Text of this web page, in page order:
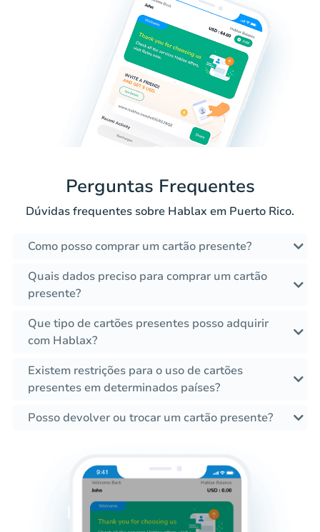
Perguntas Frequentes
Dúvidas frequentes sobre Hablax em Puerto Rico.
Como posso comprar um cartão presente?
Quais dados preciso para comprar um cartão
presente?
Que tipo de cartões presentes posso adquirir
com Hablax?
Existem restrições para o uso de cartões
presentes em determinados países?
Posso devolver ou trocar um cartão presente?